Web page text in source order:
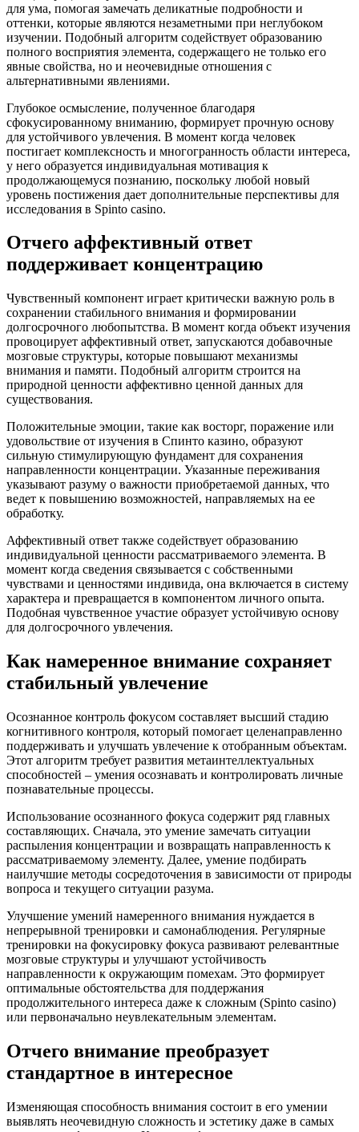
для ума, помогая замечать деликатные подробности и
оттенки, которые являются незаметными при неглубоком
изучении. Подобный алгоритм содействует образованию
полного восприятия элемента, содержащего не только его
явные свойства, но и неочевидные отношения с
альтернативными явлениями.
Глубокое осмысление, полученное благодаря
сфокусированному вниманию, формирует прочную основу
для устойчивого увлечения. В момент когда человек
постигает комплексность и многогранность области интереса,
у него образуется индивидуальная мотивация к
продолжающемуся познанию, поскольку любой новый
уровень постижения дает дополнительные перспективы для
исследования в Spinto casino.
Отчего аффективный ответ
поддерживает концентрацию
Чувственный компонент играет критически важную роль в
сохранении стабильного внимания и формировании
долгосрочного любопытства. В момент когда объект изучения
провоцирует аффективный ответ, запускаются добавочные
мозговые структуры, которые повышают механизмы
внимания и памяти. Подобный алгоритм строится на
природной ценности аффективно ценной данных для
существования.
Положительные эмоции, такие как восторг, поражение или
удовольствие от изучения в Спинто казино, образуют
сильную стимулирующую фундамент для сохранения
направленности концентрации. Указанные переживания
указывают разуму о важности приобретаемой данных, что
ведет к повышению возможностей, направляемых на ее
обработку.
Аффективный ответ также содействует образованию
индивидуальной ценности рассматриваемого элемента. В
момент когда сведения связывается с собственными
чувствами и ценностями индивида, она включается в систему
характера и превращается в компонентом личного опыта.
Подобная чувственное участие образует устойчивую основу
для долгосрочного увлечения.
Как намеренное внимание сохраняет
стабильный увлечение
Осознанное контроль фокусом составляет высший стадию
когнитивного контроля, который помогает целенаправленно
поддерживать и улучшать увлечение к отобранным объектам.
Этот алгоритм требует развития метаинтеллектуальных
способностей – умения осознавать и контролировать личные
познавательные процессы.
Использование осознанного фокуса содержит ряд главных
составляющих. Сначала, это умение замечать ситуации
распыления концентрации и возвращать направленность к
рассматриваемому элементу. Далее, умение подбирать
наилучшие методы сосредоточения в зависимости от природы
вопроса и текущего ситуации разума.
Улучшение умений намеренного внимания нуждается в
непрерывной тренировки и самонаблюдения. Регулярные
тренировки на фокусировку фокуса развивают релевантные
мозговые структуры и улучшают устойчивость
направленности к окружающим помехам. Это формирует
оптимальные обстоятельства для поддержания
продолжительного интереса даже к сложным (Spinto casino)
или первоначально неувлекательным элементам.
Отчего внимание преобразует
стандартное в интересное
Изменяющая способность внимания состоит в его умении
выявлять неочевидную сложность и эстетику даже в самых